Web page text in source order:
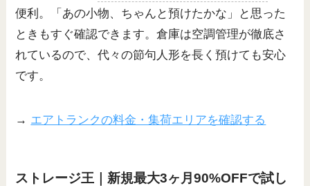
便利。「あの小物、ちゃんと預けたかな」と思った
ときもすぐ確認できます。倉庫は空調管理が徹底さ
れているので、代々の節句人形を長く預けても安心
です。
→ エアトランクの料金・集荷エリアを確認する
ストレージ王｜新規最大3ヶ月90%OFFで試し